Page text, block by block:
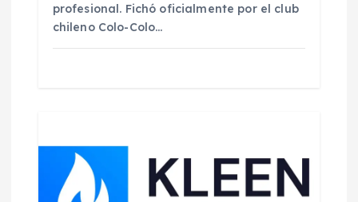
profesional. Fichó oficialmente por el club
chileno Colo-Colo…